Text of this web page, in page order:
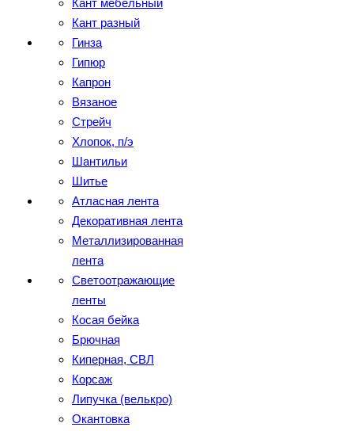
Кант мебельный
Кант разный
Гинза
Гипюр
Капрон
Вязаное
Стрейч
Хлопок, п/э
Шантильи
Шитье
Атласная лента
Декоративная лента
Металлизированная
лента
Светоотражающие
ленты
Косая бейка
Брючная
Киперная, СВЛ
Корсаж
Липучка (велькро)
Окантовка